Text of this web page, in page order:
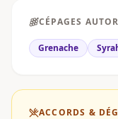
CÉPAGES
Grenache
ACCORDS &